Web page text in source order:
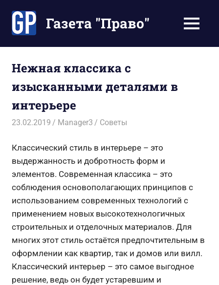
содержимомуГазета "Право"
Ваше
время
МЕНЮ
Нежная классика с
изысканными деталями в
интерьере
23.02.2019 Manager3 Советы
Классический стиль в интерьере – это
выдержанность и добротность форм и
элементов. Современная классика – это
соблюдения основополагающих принципов с
использованием современных технологий с
применением новых высокотехнологичных
строительных и отделочных материалов. Для
многих этот стиль остаётся предпочтительным в
оформлении как квартир, так и домов или вилл.
Классический интерьер – это самое выгодное
решение, ведь он будет устаревшим и